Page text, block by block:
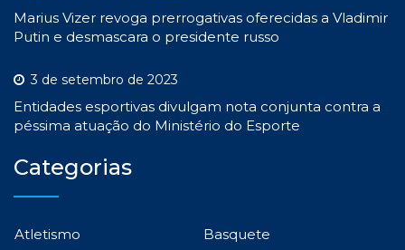
Marius Vizer revoga prerrogativas oferecidas a Vladimir
Putin e desmascara o presidente russo
3 de setembro de 2023
Entidades esportivas divulgam nota conjunta contra a
péssima atuação do Ministério do Esporte
Categorias
Atletismo
Basquete